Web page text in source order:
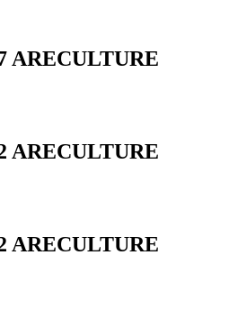
ARECULTURE
ARECULTURE
ARECULTURE